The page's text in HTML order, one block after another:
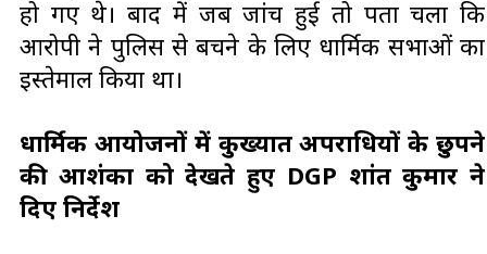
हो गए थे। बाद में जब जांच हुई तो पता चला कि
आरोपी ने पुलिस से बचने के लिए धार्मिक सभाओं का
इस्तेमाल किया था।
धार्मिक आयोजनों में कुख्यात अपराधियों के छुपने
की आशंका को देखते हुए DGP प्रशांत कुमार ने
दिए निर्देश